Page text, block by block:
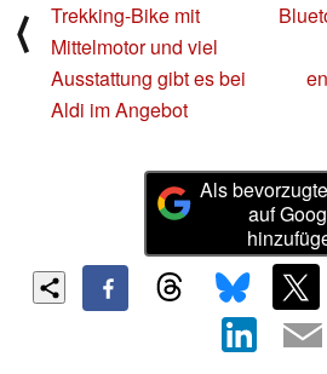
⟨
Trekking-Bike mit
Mittelmotor und viel
Ausstattung gibt es bei
Aldi im Angebot
Als
auf